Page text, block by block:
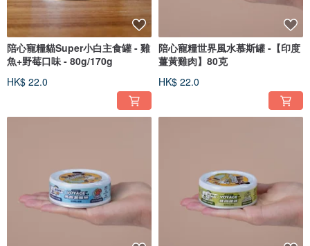
陪心寵糧貓Super小白主食罐 - 雞
魚+野莓口味 - 80g/170g
HK$ 22.0
陪心寵糧世界風水慕斯罐 -【印度
薑黃雞肉】80克
HK$ 22.0